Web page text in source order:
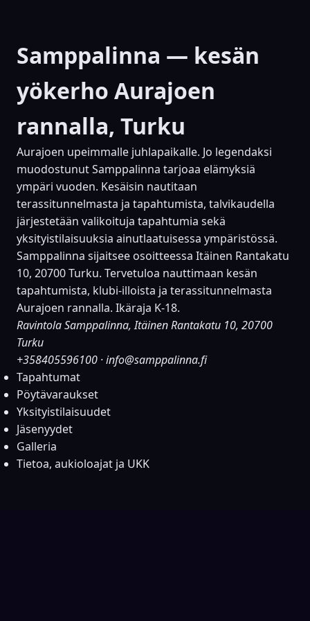
Samppalinna — kesän
yökerho Aurajoen
rannalla, Turku
Aurajoen upeimmalle juhlapaikalle. Jo legendaksi
muodostunut Samppalinna tarjoaa elämyksiä
ympäri vuoden. Kesäisin nautitaan
terassitunnelmasta ja tapahtumista, talvikaudella
järjestetään valikoituja tapahtumia sekä
yksityistilaisuuksia ainutlaatuisessa ympäristössä.
Samppalinna sijaitsee osoitteessa Itäinen Rantakatu
10, 20700 Turku. Tervetuloa nauttimaan kesän
tapahtumista, klubi-illoista ja terassitunnelmasta
Aurajoen rannalla. Ikäraja K-18.
Ravintola Samppalinna, Itäinen Rantakatu 10, 20700
Turku
+358405596100 ·info@samppalinna.fi
Tapahtumat
Pöytävaraukset
Yksityistilaisuudet
Jäsenyydet
Galleria
Tietoa, aukioloajat ja UKK